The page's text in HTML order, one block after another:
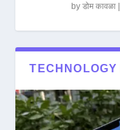
byडोम कावळा
TECHNOLOGY